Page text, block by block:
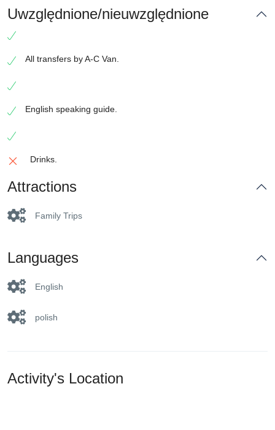
Uwzględnione/nieuwzględnione
All transfers by A-C Van.
English speaking guide.
Drinks.
Attractions
Family Trips
Languages
English
polish
Activity's Location